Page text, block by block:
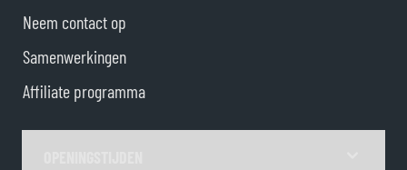
Neem contact op
Samenwerkingen
Affiliate programma